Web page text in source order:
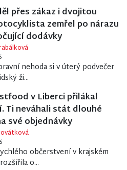
přes zákaz i dvojitou
zemřel po nárazu
dodávky
nehoda si v úterý podvečer
ži...
v Liberci přilákal
Ti neváhali stát dlouhé
své objednávky
občerstvení v krajském
o...